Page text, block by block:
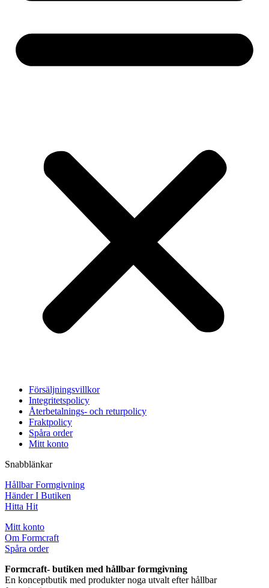
Försäljningsvillkor
Integritetspolicy
Återbetalnings- och returpolicy
Fraktpolicy
Spåra order
Mitt konto
Snabblänkar
Hållbar Formgivning
Händer I Butiken
Hitta Hit
Mitt konto
Om Formcraft
Spåra order
Formcraft- butiken med hållbar formgivning
En konceptbutik med produkter noga utvalt efter hållbar